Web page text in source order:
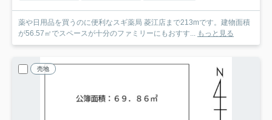
薬や日用品を買うのに便利なスギ薬局 菱江店まで213mです。建物面積
が56.57㎡でスペースが十分のファミリーにもおすす... もっと見る
売地